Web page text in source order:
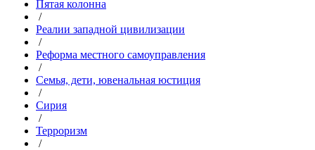
Пятая колонна
/
Реалии западной цивилизации
/
Реформа местного самоуправления
/
Семья, дети, ювенальная юстиция
/
Сирия
/
Терроризм
/